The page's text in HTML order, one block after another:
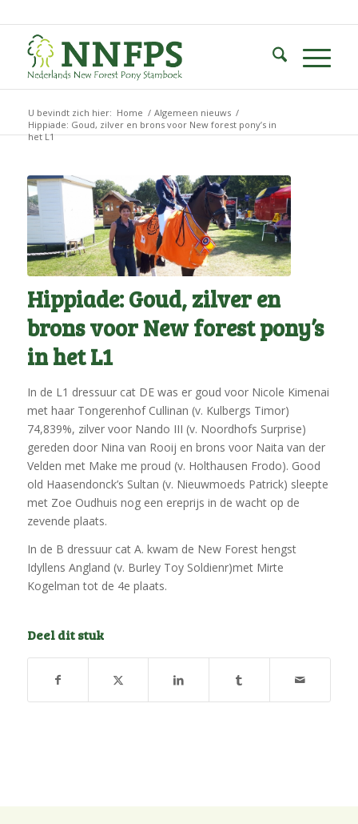
U bevindt zich hier: Home / Algemeen nieuws /
Hippiade: Goud, zilver en brons voor New forest pony’s in
het L1
Hippiade: Goud, zilver en
brons voor New forest pony’s
in het L1
In de L1 dressuur cat DE was er goud voor Nicole Kimenai
met haar Tongerenhof Cullinan (v. Kulbergs Timor)
74,839%, zilver voor Nando III (v. Noordhofs Surprise)
gereden door Nina van Rooij en brons voor Naita van der
Velden met Make me proud (v. Holthausen Frodo). Good
old Haasendonck’s Sultan (v. Nieuwmoeds Patrick) sleepte
met Zoe Oudhuis nog een ereprijs in de wacht op de
zevende plaats.
In de B dressuur cat A. kwam de New Forest hengst
Idyllens Angland (v. Burley Toy Soldienr)met Mirte
Kogelman tot de 4e plaats.
Deel dit stuk